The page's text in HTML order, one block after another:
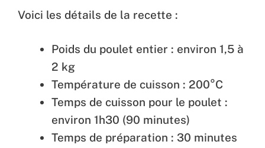
Voici les détails de la recette :
Poids du poulet entier : environ 1,5 à
2 kg
Température de cuisson : 200°C
Temps de cuisson pour le poulet :
environ 1h30 (90 minutes)
Temps de préparation : 30 minutes